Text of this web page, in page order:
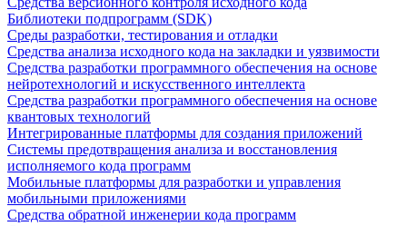
Библиотеки подпрограмм (SDK)
Среды разработки, тестирования и отладки
Средства анализа исходного кода на закладки и уязвимости
Средства разработки программного обеспечения на основе
нейротехнологий и искусственного интеллекта
Средства разработки программного обеспечения на основе
квантовых технологий
Интегрированные платформы для создания приложений
Системы предотвращения анализа и восстановления
исполняемого кода программ
Мобильные платформы для разработки и управления
мобильными приложениями
Средства обратной инженерии кода программ